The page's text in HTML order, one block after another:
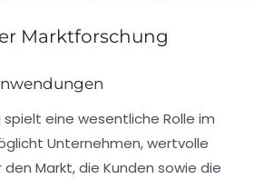
Marktforschung
spielt eine wesentliche Rolle im
Unternehmen, wertvolle
den Markt, die Kunden sowie die